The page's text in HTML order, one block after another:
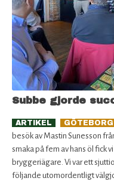
Subbe gjorde
ARTIKEL GÖTEBORG
besök av Mastin Sunesson
smaka på fem av hans öl fick
bryggeriägare. Vi var ett
följande utomordentligt